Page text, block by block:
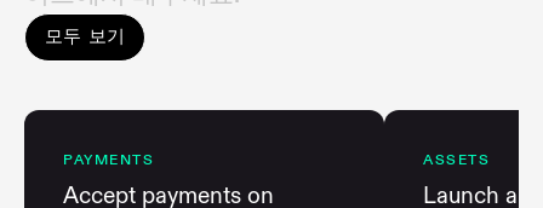
모두 보기
PAYMENTS
Accept payments on
ASSETS
Launch a